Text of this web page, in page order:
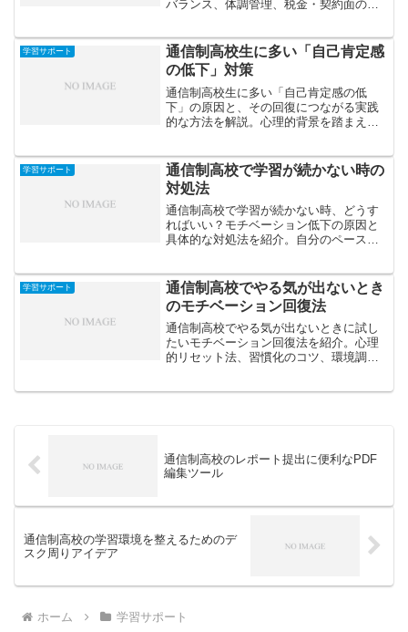
バランス、体調管理、税金・契約面のリ
ます。
学習サポート
通信制高校生に多い「自己肯定感
の低下」対策
通信制高校生に多い「自己肯定感の低
下」の原因と、その回復につながる実践
的な方法を解説。心理的背景を踏まえな
学習サポート
通信制高校で学習が続かない時の
対処法
通信制高校で学習が続かない時、どうす
ればいい？モチベーション低下の原因と
具体的な対処法を紹介。自分のペースで
学習サポート
通信制高校でやる気が出ないとき
のモチベーション回復法
通信制高校でやる気が出ないときに試し
たいモチベーション回復法を紹介。心理
的リセット法、習慣化のコツ、環境調
通信制高校のレポート提出に便利なPDF
編集ツール
通信制高校の学習環境を整えるためのデ
スク周りアイデア
ホーム 学習サポート